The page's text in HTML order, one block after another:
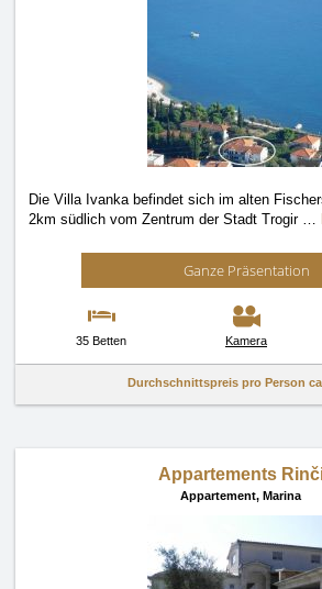
Die Villa Ivanka befindet sich im alten
2km südlich vom Zentrum der Stadt Trogir …
Ganze Präsentation
35 Betten Kamera
Durchschnittspreis pro Person ca
Appartements
Appartement, Marina